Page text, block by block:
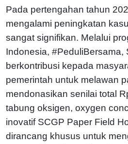
Pada pertengahan tahun
mengalami peningkatan
sangat signifikan. Melalui
Indonesia, #PeduliBersama,
berkontribusi kepada
pemerintah untuk melawan
mendonasikan senilai total
tabung oksigen, oxygen
inovatif SCGP Paper Field
dirancang khusus untuk